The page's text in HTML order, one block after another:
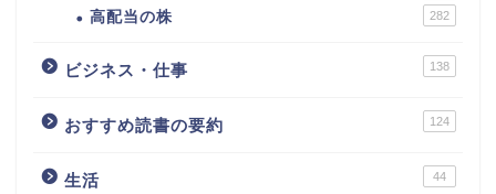
高配当の株 282
ビジネス・仕事 138
おすすめ読書の要約 124
生活 44